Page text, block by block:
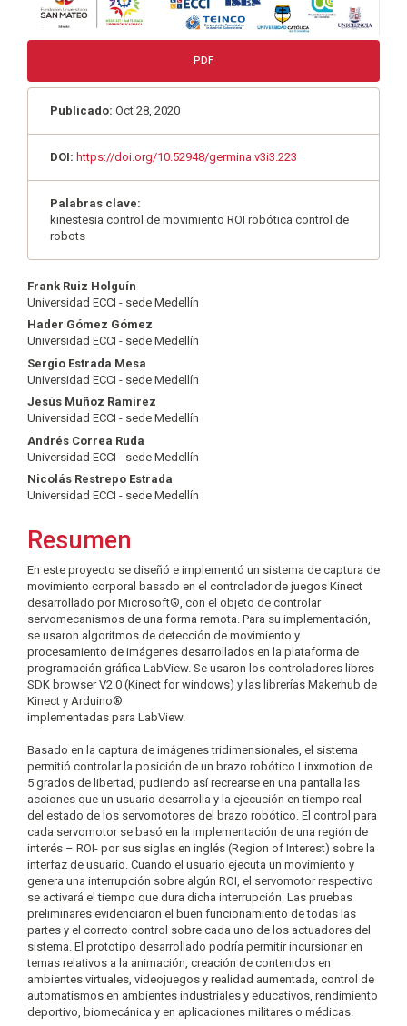
PDF
Publicado: Oct 28, 2020
DOI: https://doi.org/10.52948/germina.v3i3.223
Palabras clave:
kinestesia control de movimiento ROI robótica control de
robots
Contenido
principal
del
artículo
Frank Ruiz Holguín
Universidad ECCI - sede Medellín
Hader Gómez Gómez
Universidad ECCI - sede Medellín
Sergio Estrada Mesa
Universidad ECCI - sede Medellín
Jesús Muñoz Ramírez
Universidad ECCI - sede Medellín
Andrés Correa Ruda
Universidad ECCI - sede Medellín
Nicolás Restrepo Estrada
Universidad ECCI - sede Medellín
Resumen
En este proyecto se diseñó e implementó un sistema de captura de
movimiento corporal basado en el controlador de juegos Kinect
desarrollado por Microsoft®, con el objeto de controlar
servomecanismos de una forma remota. Para su implementación,
se usaron algoritmos de detección de movimiento y
procesamiento de imágenes desarrollados en la plataforma de
programación gráfica LabView. Se usaron los controladores libres
SDK browser V2.0 (Kinect for windows) y las librerías Makerhub de
Kinect y Arduino®
implementadas para LabView.
Basado en la captura de imágenes tridimensionales, el sistema
permitió controlar la posición de un brazo robótico Linxmotion de
5 grados de libertad, pudiendo así recrearse en una pantalla las
acciones que un usuario desarrolla y la ejecución en tiempo real
del estado de los servomotores del brazo robótico. El control para
cada servomotor se basó en la implementación de una región de
interés – ROI- por sus siglas en inglés (Region of Interest) sobre la
interfaz de usuario. Cuando el usuario ejecuta un movimiento y
genera una interrupción sobre algún ROI, el servomotor respectivo
se activará el tiempo que dura dicha interrupción. Las pruebas
preliminares evidenciaron el buen funcionamiento de todas las
partes y el correcto control sobre cada uno de los actuadores del
sistema. El prototipo desarrollado podría permitir incursionar en
temas relativos a la animación, creación de contenidos en
ambientes virtuales, videojuegos y realidad aumentada, control de
automatismos en ambientes industriales y educativos, rendimiento
deportivo, biomecánica y en aplicaciones militares o médicas.